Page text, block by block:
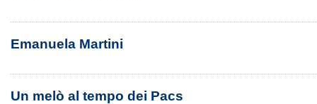
Emanuela Martini
Un melò al tempo dei Pacs